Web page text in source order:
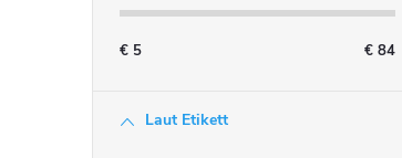
€ 5 € 84
Laut Etikett